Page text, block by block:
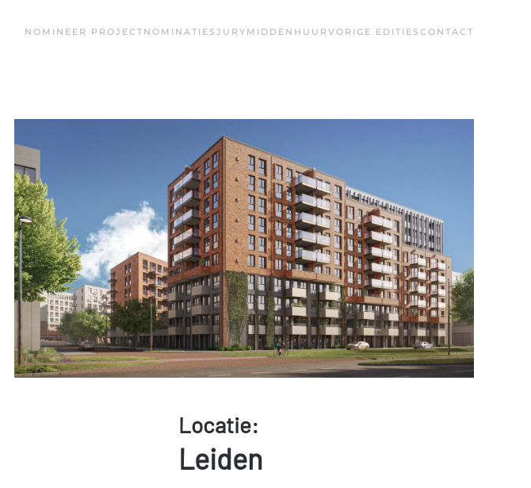
NOMINEER PROJECT NOMINATIES JURY MIDDENHUUR VORIGE EDITIES CONTACT
Locatie:
Leiden